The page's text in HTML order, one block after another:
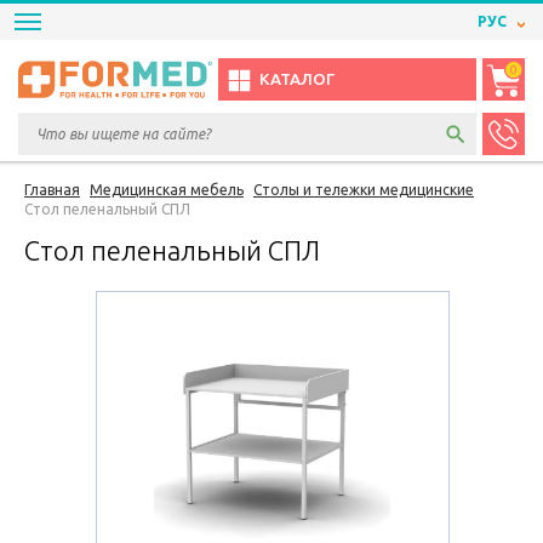
РУС
КАТАЛОГ
0
Главная Медицинская мебель
Столы и тележки медицинские
Стол пеленальный СПЛ
Стол пеленальный СПЛ